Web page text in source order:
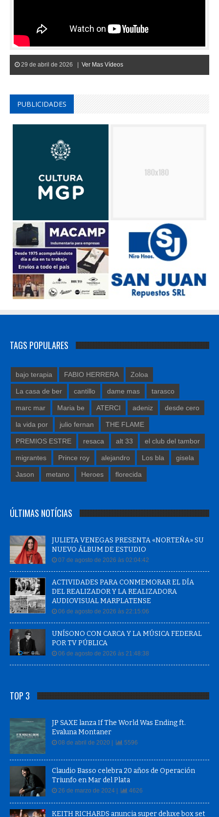
29 de abril de 2026 | Ver Mas Vídeos
PUBLICIDADES
TAGS POPULARES
bajo terapia FABIO HERRERA Zoloa
La casa de ber cantillo dame mas tarasco
marc mar Maria be ATERCI adeniz desde cero
la vida por julio fernan THE FLAME
PREMIOS ESTRE resaca alt 33 el club del tambor
migrantes Prince roy alejandro Los bla gisela
Jason metano Heroes florecida
ÚLTIMAS NOTÍCIAS
JULIETA VENEGAS PRESENTA «NORTEÑA» SU
NUEVO ÁLBUM DE ESTUDIO
07 de agosto de 2026 às 02:04:42
ACTIVIDADES PARA CONMEMORAR EL DÍA
DEL REALIZADOR Y LA REALIZADORA
AUDIOVISUAL MARPLATENSE
06 de agosto de 2026 às 22:15:06
UNÍSONO CON CARCA Y LA MÚSICA FEDERAL
POR TV PÚBLICA
06 de agosto de 2026 às 21:48:38
TOP 3
JP SAXE lanza If The World Was Ending ft.
Evaluna Montaner
08 de abril de 2020 | 5596
Claudio Basso celebra 20 años de Operación
Triunfo en Mar del Plata
26 de marzo de 2024 | 4626
KEITH RICHARDS anuncia super deluxe box set